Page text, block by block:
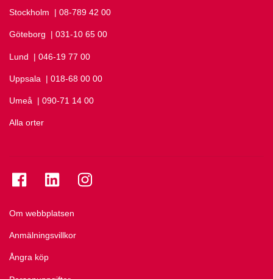
Stockholm Ring Stockholm på
| 08-789 42 00
Göteborg Ring Göteborg på
| 031-10 65 00
Lund Ring Lund på
| 046-19 77 00
Uppsala Ring Uppsala på
| 018-68 00 00
Umeå Ring Umeå på
| 090-71 14 00
Alla orter
Om webbplatsen
Anmälningsvillkor
Ångra köp
Se folkuniversitetet på Facebook
Se folkuniversitetet på LinkedIn